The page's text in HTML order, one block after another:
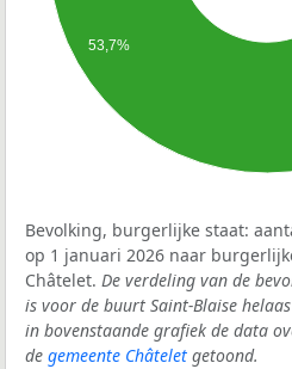
53,7%
Bevolking, burgerlijke staat:
op 1 januari 2026 naar
Châtelet. De verdeling van de
is voor de buurt Saint-Blaise
in bovenstaande grafiek de data
de gemeente Châtelet getoond.